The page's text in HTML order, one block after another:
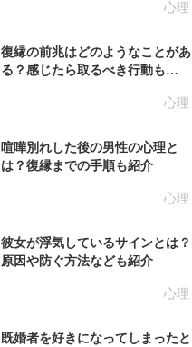
心理
心理
復縁の前兆はどのようなことがあ
る？感じたら取るべき行動も…
心理
喧嘩別れした後の男性の心理と
は？復縁までの手順も紹介
心理
彼女が浮気しているサインとは？
原因や防ぐ方法なども紹介
既婚者を好きになってしまったと